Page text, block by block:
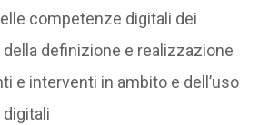
competenze digitali dei
definizione e realizzazione
e interventi in ambito e dell’uso